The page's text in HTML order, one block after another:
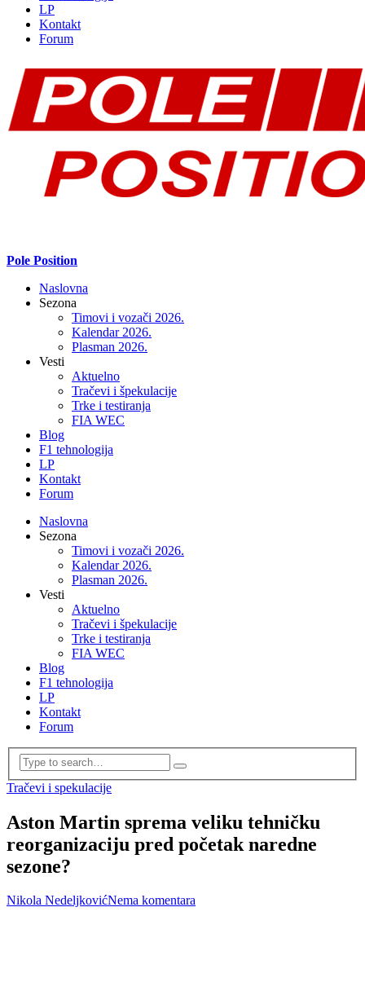
LP
Kontakt
Forum
Pole Position
Naslovna
Sezona
Timovi i vozači 2026.
Kalendar 2026.
Plasman 2026.
Vesti
Aktuelno
Tračevi i špekulacije
Trke i testiranja
FIA WEC
Blog
F1 tehnologija
LP
Kontakt
Forum
Naslovna
Sezona
Timovi i vozači 2026.
Kalendar 2026.
Plasman 2026.
Vesti
Aktuelno
Tračevi i špekulacije
Trke i testiranja
FIA WEC
Blog
F1 tehnologija
LP
Kontakt
Forum
Tračevi i spekulacije
Aston Martin sprema veliku tehničku
reorganizaciju pred početak naredne
sezone?
Nikola NedeljkovićNema komentara